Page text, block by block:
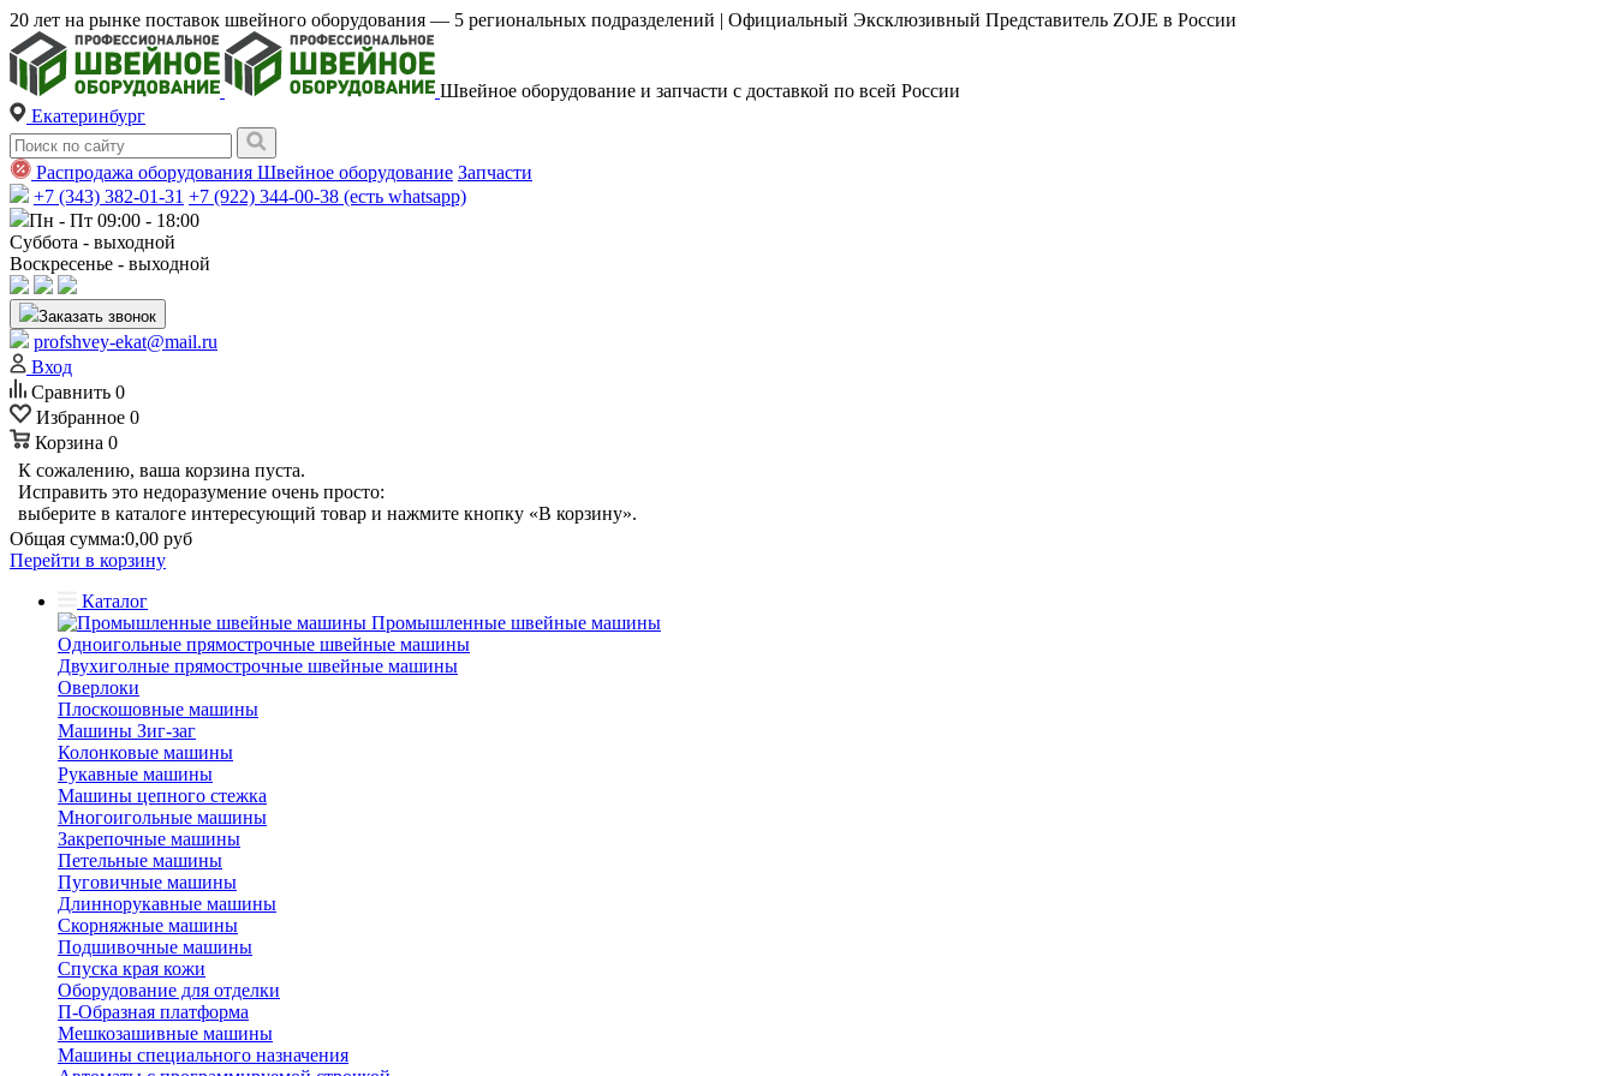
20 лет на рынке поставок швейного оборудования — 5 региональных подразделений | Официальный Эксклюзивный Представитель ZOJE в России
Швейное оборудование и запчасти с доставкой по всей России
Екатеринбург
Распродажа оборудования Швейное оборудование Запчасти
+7 (343) 382-01-31 +7 (922) 344-00-38 (есть whatsapp)
Пн - Пт 09:00 - 18:00
Суббота - выходной
Воскресенье - выходной
Заказать звонок
profshvey-ekat@mail.ru
Вход
Сравнить 0
Избранное 0
Корзина 0
К сожалению, ваша корзина пуста.
Исправить это недоразумение очень просто:
выберите в каталоге интересующий товар и нажмите кнопку «В корзину».
Общая сумма:0,00 руб
Перейти в корзину
Каталог
Промышленные швейные машины
Одноигольные прямострочные швейные машины
Двухиголные прямострочные швейные машины
Оверлоки
Плоскошовные машины
Машины Зиг-заг
Колонковые машины
Рукавные машины
Машины цепного стежка
Многоигольные машины
Закрепочные машины
Петельные машины
Пуговичные машины
Длиннорукавные машины
Скорняжные машины
Подшивочные машины
Спуска края кожи
Оборудование для отделки
П-Образная платформа
Мешкозашивные машины
Машины специального назначения